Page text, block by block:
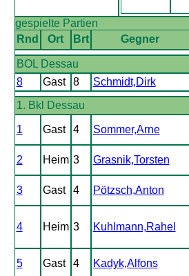
gespielte Partien
Rnd
Ort Brt Gegner
BOL Dessau
8
Gast 8 Schmidt,Dirk
1. Bkl Dessau
1 Gast 4 Sommer,Arne
2 Heim 3 Grasnik,Torsten
3 Gast 4 Pötzsch,Anton
4 Heim 3 Kuhlmann,Rahel
5 Gast 4 Kadyk,Alfons